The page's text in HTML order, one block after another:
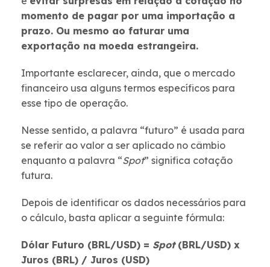
momento de pagar por uma importação a
prazo. Ou mesmo ao faturar uma
exportação na moeda estrangeira.
Importante esclarecer, ainda, que o mercado
financeiro usa alguns termos específicos para
esse tipo de operação.
Nesse sentido, a palavra “futuro” é usada para
se referir ao valor a ser aplicado no câmbio
enquanto a palavra “Spot” significa cotação
futura.
Depois de identificar os dados necessários para
o cálculo, basta aplicar a seguinte fórmula:
Dólar Futuro (BRL/USD) = Spot (BRL/USD) x
Juros (BRL) / Juros (USD)